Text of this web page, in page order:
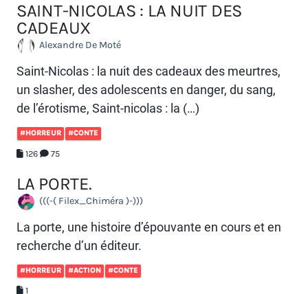
SAINT-NICOLAS : LA NUIT DES
CADEAUX
Alexandre De Moté
Saint-Nicolas : la nuit des cadeaux des meurtres,
un slasher, des adolescents en danger, du sang,
de l’érotisme, Saint-nicolas : la (…)
#HORREUR #CONTE
126 75
LA PORTE.
(((-( Filex_Chiméra )-)))
La porte, une histoire d’épouvante en cours et en
recherche d’un éditeur.
#HORREUR #ACTION #CONTE
1